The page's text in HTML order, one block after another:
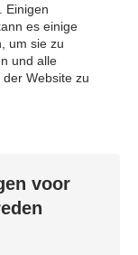
Einigen
es einige
um sie zu
und alle
Website zu
voor